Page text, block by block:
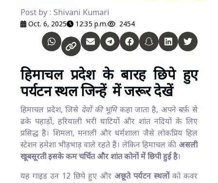
Post by : Shivani Kumari
Oct. 6, 2025 12:35 p.m. 2454
हिमाचल प्रदेश के बारह छिपे हुए
पर्यटन स्थल जिन्हें में जरूर देखें
हिमाचल प्रदेश, जिसे देवों की भूमिकहा जाता है, अपने बर्फ़ से
ढके पहाड़ों, हरियाली भरी घाटियों और शांत नदियों के लिए
प्रसिद्ध है। शिमला, मनाली और धर्मशाला जैसे लोकप्रिय हिल
स्टेशन हमेशा भीड़भाड़ वाले रहते हैं। लेकिन हिमाचल की असली
खूबसूरती इसके कम चर्चित और शांत कोनों में छिपी हुई है।
यह गाइड उन 12 छिपे हुए और अछूते पर्यटन स्थलोंको कवर